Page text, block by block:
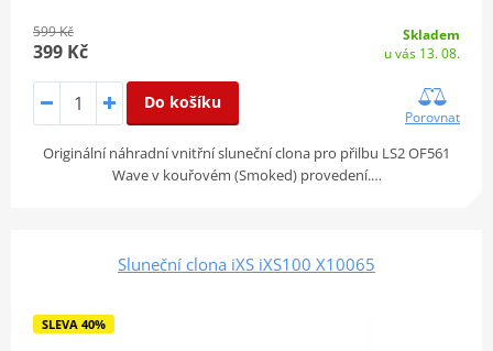
599 Kč
399 Kč
Skladem
u vás 13. 08.
Do košíku
Porovnat
Originální náhradní vnitřní sluneční clona pro přilbu LS2 OF561
Wave v kouřovém (Smoked) provedení.…
Sluneční clona iXS iXS100 X10065
SLEVA 40%